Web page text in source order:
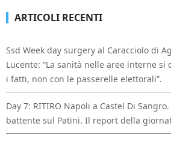
ARTICOLI RECENTI
Ssd Week day surgery al Caracciolo di
Lucente: “La sanità nelle aree interne si
i fatti, non con le passerelle elettorali”.
Day 7: RITIRO Napoli a Castel Di
battente sul Patini. Il report della